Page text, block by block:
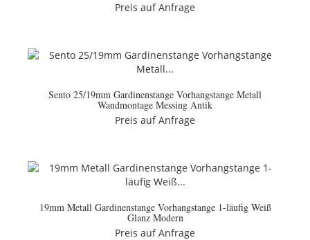
Preis auf Anfrage
Sento 25/19mm Gardinenstange Vorhangstange Metall
Wandmontage Messing Antik
Preis auf Anfrage
19mm Metall Gardinenstange Vorhangstange 1-läufig Weiß
Glanz Modern
Preis auf Anfrage